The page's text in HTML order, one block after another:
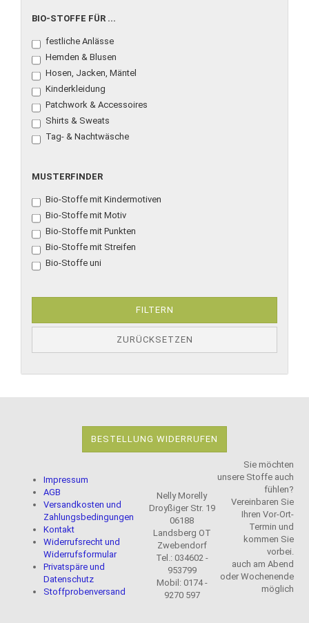
BIO-
FÜR
...
BIO-STOFFE FÜR ...
festliche Anlässe
Hemden & Blusen
Hosen, Jacken, Mäntel
Kinderkleidung
Patchwork & Accessoires
Shirts & Sweats
Tag- & Nachtwäsche
MUSTERFINDER
MUSTERFINDER
Bio-Stoffe mit Kindermotiven
Bio-Stoffe mit Motiv
Bio-Stoffe mit Punkten
Bio-Stoffe mit Streifen
Bio-Stoffe uni
FILTERN
ZURÜCKSETZEN
BESTELLUNG WIDERRUFEN
Impressum
AGB
Versandkosten und
Zahlungsbedingungen
Kontakt
Widerrufsrecht und
Widerrufsformular
Privatspäre und
Datenschutz
Stoffprobenversand
Nelly Morelly
Droyßiger Str. 19
06188
Landsberg OT
Zwebendorf
Tel.: 034602 -
953799
Mobil: 0174 -
9270 597
Sie möchten
unsere Stoffe auch
fühlen?
Vereinbaren Sie
Ihren Vor-Ort-
Termin und
kommen Sie
vorbei.
auch am Abend
oder Wochenende
möglich